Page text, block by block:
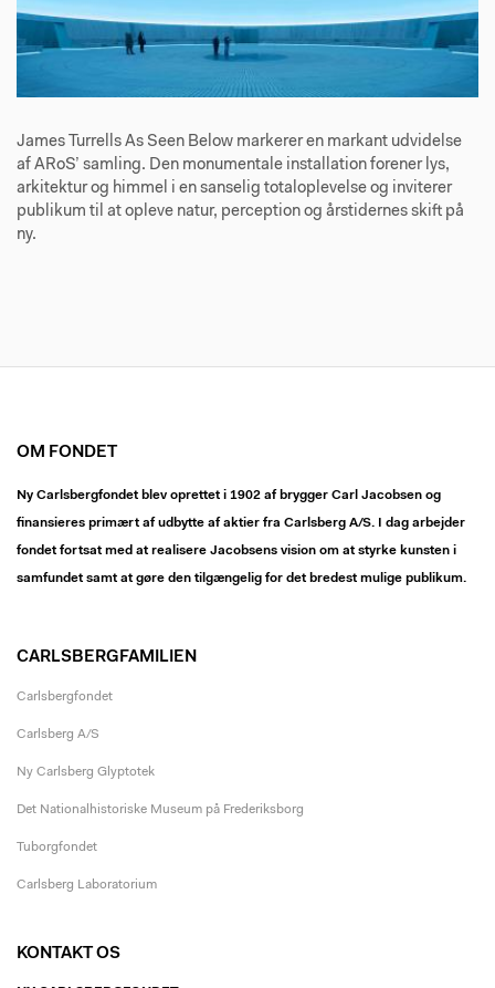
James Turrells As Seen Below markerer en markant udvidelse
af ARoS’ samling. Den monumentale installation forener lys,
arkitektur og himmel i en sanselig totaloplevelse og inviterer
publikum til at opleve natur, perception og årstidernes skift på
ny.
OM FONDET
Ny Carlsbergfondet blev oprettet i 1902 af brygger Carl Jacobsen og
finansieres primært af udbytte af aktier fra Carlsberg A/S. I dag arbejder
fondet fortsat med at realisere Jacobsens vision om at styrke kunsten i
samfundet samt at gøre den tilgængelig for det bredest mulige publikum.
CARLSBERGFAMILIEN
Carlsbergfondet
Carlsberg A/S
Ny Carlsberg Glyptotek
Det Nationalhistoriske Museum på Frederiksborg
Tuborgfondet
Carlsberg Laboratorium
KONTAKT OS